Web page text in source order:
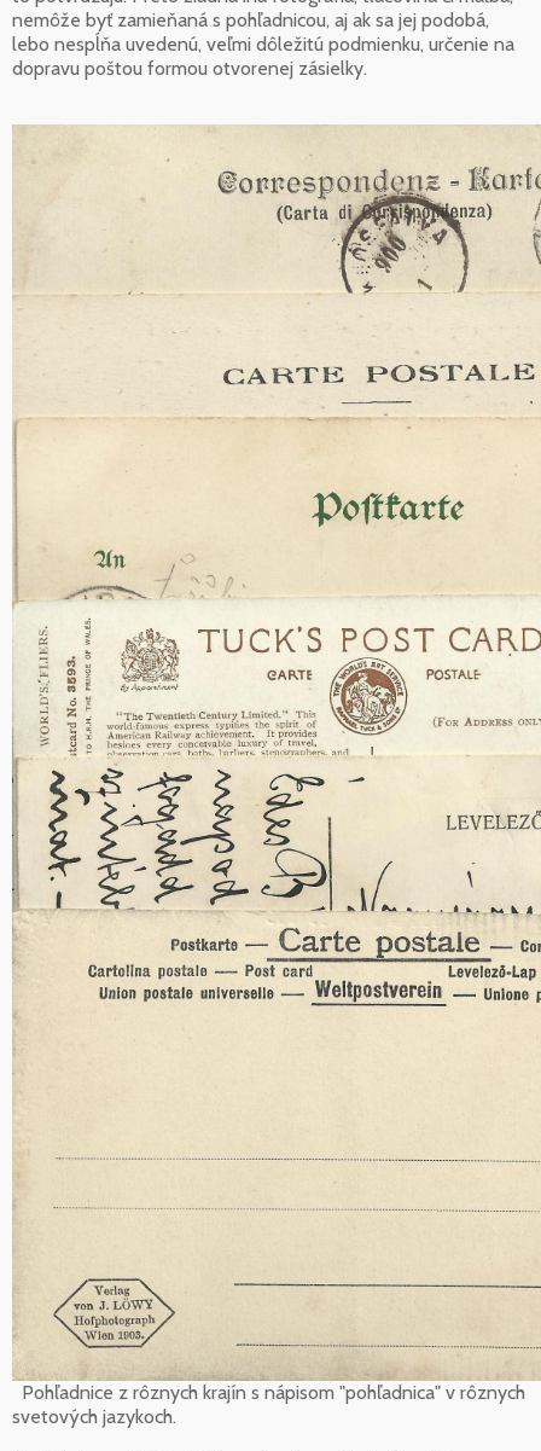
nemôže byť zamieňaná s pohľadnicou, aj ak sa jej podobá,
lebo nespĺňa uvedenú, veľmi dôležitú podmienku, určenie na
dopravu poštou formou otvorenej zásielky.
Pohľadnice z rôznych krajín s nápisom "pohľadnica" v rôznych
svetových jazykoch.